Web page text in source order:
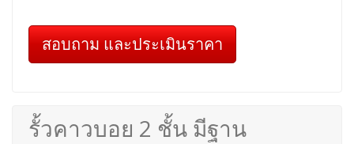
สอบถาม และประเมินราคา
รั้วคาวบอย 2 ชั้น มีฐาน